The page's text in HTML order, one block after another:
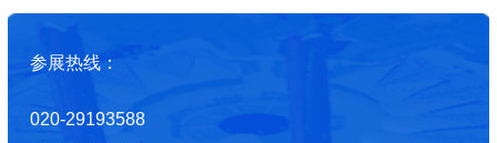
参展热线：
020-29193588